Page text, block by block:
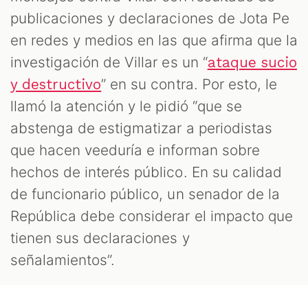
publicaciones y declaraciones de Jota Pe
en redes y medios en las que afirma que la
investigación de Villar es un “ataque sucio
y destructivo” en su contra. Por esto, le
llamó la atención y le pidió “que se
abstenga de estigmatizar a periodistas
que hacen veeduría e informan sobre
hechos de interés público. En su calidad
de funcionario público, un senador de la
República debe considerar el impacto que
tienen sus declaraciones y
señalamientos”.